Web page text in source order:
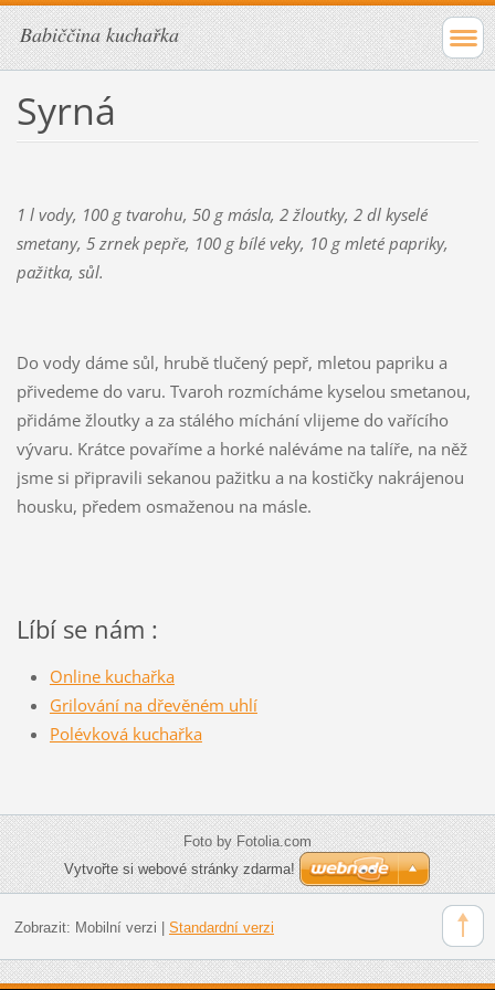
Babiččina kuchařka
Syrná
1 l vody, 100 g tvarohu, 50 g másla, 2 žloutky, 2 dl kyselé
smetany, 5 zrnek pepře, 100 g bílé veky, 10 g mleté papriky,
pažitka, sůl.
Do vody dáme sůl, hrubě tlučený pepř, mletou papriku a
přivedeme do varu. Tvaroh rozmícháme kyselou smetanou,
přidáme žloutky a za stálého míchání vlijeme do vařícího
vývaru. Krátce povaříme a horké naléváme na talíře, na něž
jsme si připravili sekanou pažitku a na kostičky nakrájenou
housku, předem osmaženou na másle.
Líbí se nám :
Online kuchařka
Grilování na dřevěném uhlí
Polévková kuchařka
Foto by Fotolia.com
Vytvořte si webové stránky zdarma!
Zobrazit: Mobilní verzi Standardní verzi